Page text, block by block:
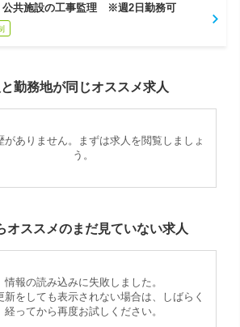
公共施設の工事監理 ※週2日勤務可
勤務地が同じオススメ求人
がありません。まずは求人を閲覧しましょ
う。
オススメのまだ見ていない求人
情報の読み込みに失敗しました。
新をしても表示されない場合は、しばらく
経ってから再度お試しください。